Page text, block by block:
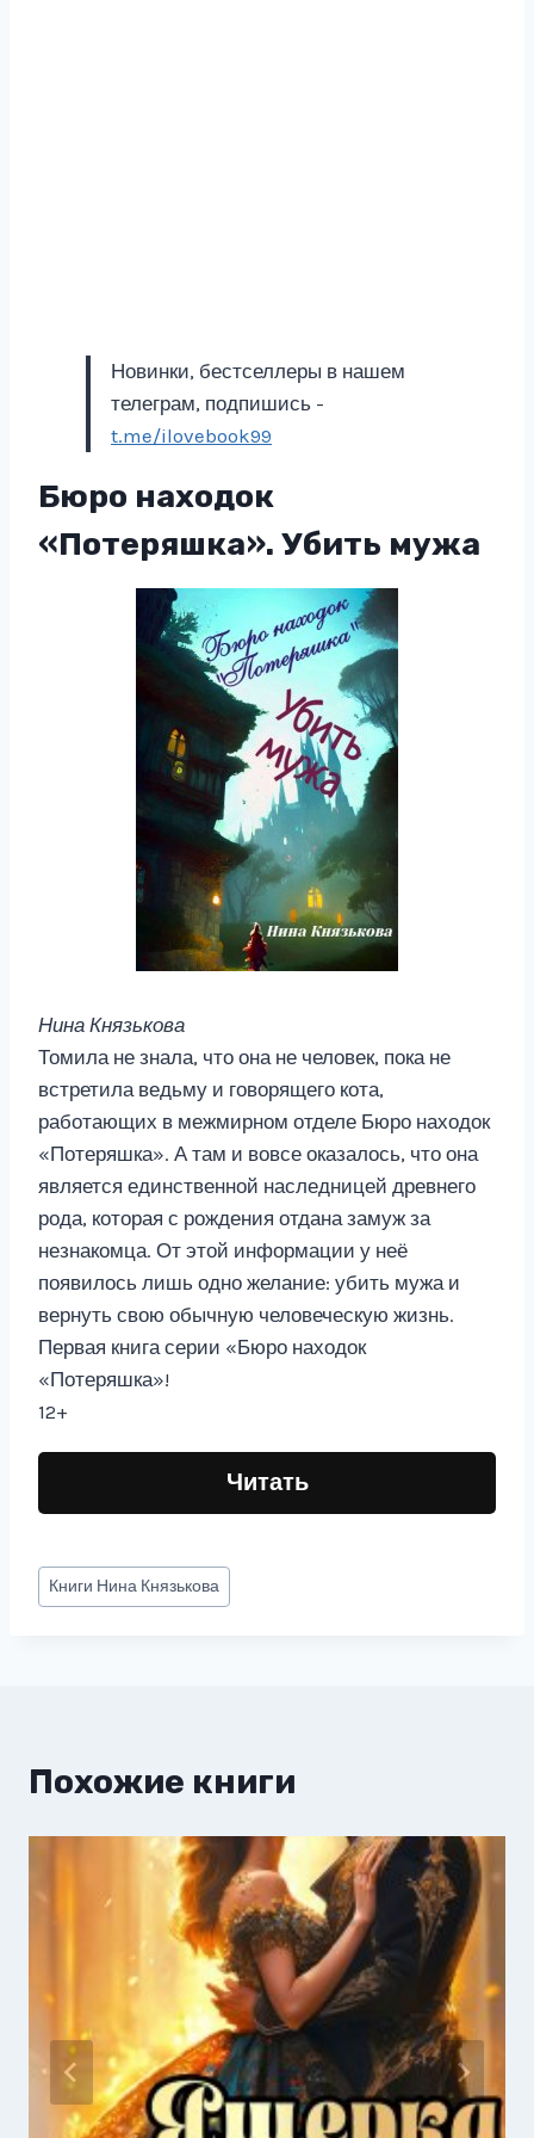
Новинки, бестселлеры в нашем
телеграм, подпишись -
t.me/ilovebook99
Бюро находок
«Потеряшка». Убить мужа
Нина Князькова
Томила не знала, что она не человек, пока не
встретила ведьму и говорящего кота,
работающих в межмирном отделе Бюро находок
«Потеряшка». А там и вовсе оказалось, что она
является единственной наследницей древнего
рода, которая с рождения отдана замуж за
незнакомца. От этой информации у неё
появилось лишь одно желание: убить мужа и
вернуть свою обычную человеческую жизнь.
Первая книга серии «Бюро находок
«Потеряшка»!
12+
Читать
Метки
записи:
Книги Нина Князькова
Похожие книги